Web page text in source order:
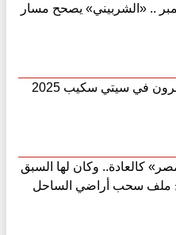
17 سبتمبر .. «الشربيني» يصحح مسار
في سيتي سكيب 2025
كالعادة.. وكان لها السبق
ملف سحب أراضي الساحل